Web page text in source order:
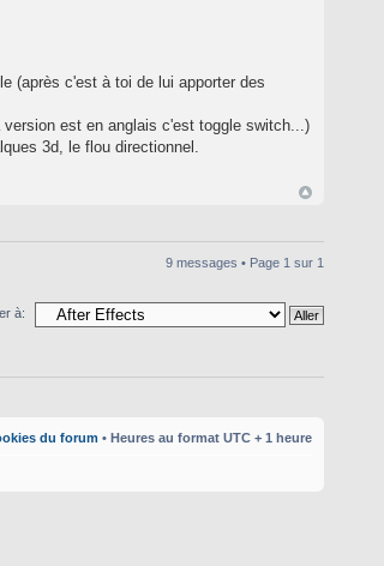
(après c'est à toi de lui apporter des
est en anglais c'est toggle switch...)
3d, le flou directionnel.
9 messages • Page 1 sur 1
à:
du forum • Heures au format UTC + 1 heure